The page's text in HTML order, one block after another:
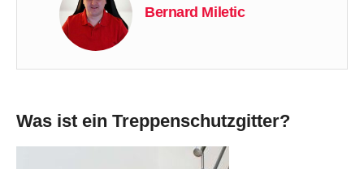
Bernard Miletic
Was ist ein Treppenschutzgitter?